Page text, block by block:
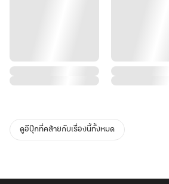
ดูอีบุ๊กที่คล้ายกับเรื่องนี้ทั้งหมด